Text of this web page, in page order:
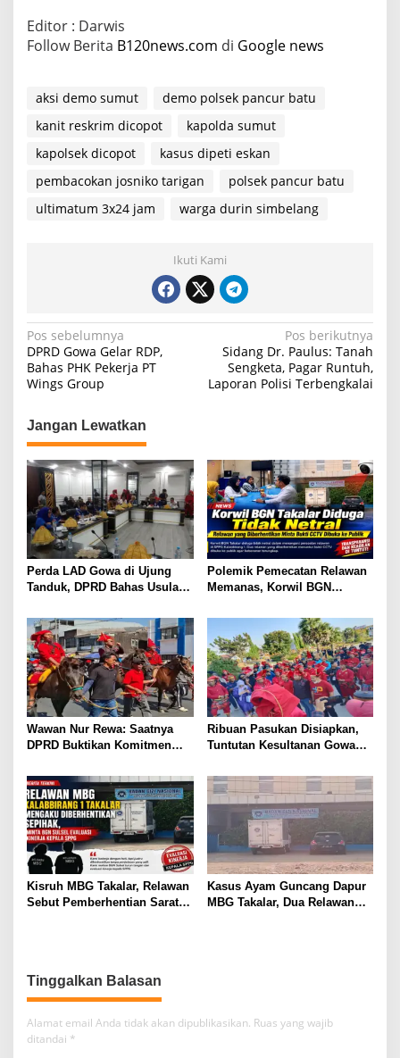
Editor : Darwis
Follow Berita B120news.com di Google news
aksi demo sumut
demo polsek pancur batu
kanit reskrim dicopot
kapolda sumut
kapolsek dicopot
kasus dipeti eskan
pembacokan josniko tarigan
polsek pancur batu
ultimatum 3x24 jam
warga durin simbelang
Ikuti Kami
N
a
v
i
g
a
s
i
p
o
s
Pos sebelumnya
DPRD Gowa Gelar RDP,
Bahas PHK Pekerja PT
Wings Group
Pos berikutnya
Sidang Dr. Paulus: Tanah
Sengketa, Pagar Runtuh,
Laporan Polisi Terbengkalai
Jangan Lewatkan
Perda LAD Gowa di Ujung
Tanduk, DPRD Bahas Usulan
Polemik Pemecatan Relawan
Memanas, Korwil BGN
Rekaman CCTV
Wawan Nur Rewa: Saatnya
DPRD Buktikan Komitmen
Ribuan Pasukan Disiapkan,
Tuntutan Kesultanan Gowa
Kisruh MBG Takalar, Relawan
Sebut Pemberhentian Sarat
Kasus Ayam Guncang Dapur
MBG Takalar, Dua Relawan
Tinggalkan Balasan
Alamat email Anda tidak akan dipublikasikan. Ruas yang wajib
ditandai *